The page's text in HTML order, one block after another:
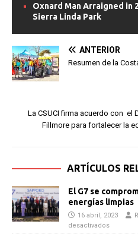
Oxnard Man Arraigned in
Sierra Linda Park
ANTERIOR
Resumen de la
La CSUCI firma acuerdo con el
Fillmore para fortalecer la
ARTÍCULOS
El G7 se
energías limpias
16 abril, 2023
desactivados